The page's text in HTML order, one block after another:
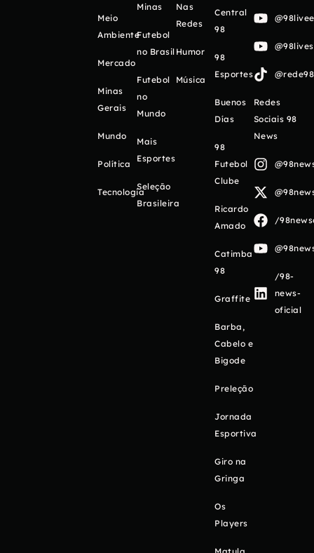
Meio
Ambiente
Mercado
Minas
Gerais
Mundo
Política
Tecnologia
Minas
Futebol
no Brasil
Futebol
no
Mundo
Mais
Esportes
Seleção
Brasileira
Nas
Redes
Humor
Música
Central
98
98
Esportes
Buenos
Días
98
Futebol
Clube
Ricardo
Amado
Catimba
98
Graffite
Barba,
Cabelo e
Bigode
Preleção
Jornada
Esportiva
Giro na
Gringa
Os
Players
Redes
Sociais 98
News
/
/98-
news-
oficial